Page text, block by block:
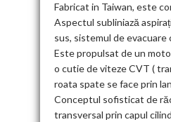
Fabricat in Taiwan, este
Aspectul subliniază
sus, sistemul de
Este propulsat de un
o cutie de viteze CVT (
roata spate se face prin
Conceptul sofisticat de
transversal prin capul